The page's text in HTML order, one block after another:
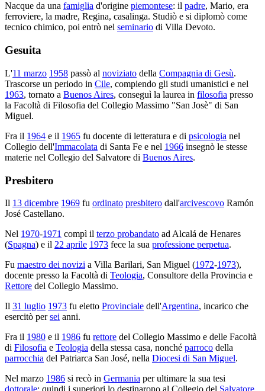
Nacque da una famiglia d'origine piemontese: il padre, Mario, era
ferroviere, la madre, Regina, casalinga. Studiò e si diplomò come
tecnico chimico, poi entrò nel seminario di Villa Devoto.
Gesuita
L'11 marzo 1958 passò al noviziato della Compagnia di Gesù.
Trascorse un periodo in Cile, compiendo gli studi umanistici e nel
1963, tornato a Buenos Aires, conseguì la laurea in filosofia presso
la Facoltà di Filosofia del Collegio Massimo "San Josè" di San
Miguel.
Fra il 1964 e il 1965 fu docente di letteratura e di psicologia nel
Collegio dell'Immacolata di Santa Fe e nel 1966 insegnò le stesse
materie nel Collegio del Salvatore di Buenos Aires.
Presbitero
Il 13 dicembre 1969 fu ordinato presbitero dall'arcivescovo Ramón
José Castellano.
Nel 1970-1971 compì il terzo probandato ad Alcalá de Henares
(Spagna) e il 22 aprile 1973 fece la sua professione perpetua.
Fu maestro dei novizi a Villa Barilari, San Miguel (1972-1973),
docente presso la Facoltà di Teologia, Consultore della Provincia e
Rettore del Collegio Massimo.
Il 31 luglio 1973 fu eletto Provinciale dell'Argentina, incarico che
esercitò persei anni.
Fra il 1980 e il 1986 fu rettore del Collegio Massimo e delle Facoltà
di Filosofia e Teologia della stessa casa, nonché parroco della
parrocchia del Patriarca San José, nella Diocesi di San Miguel.
Nel marzo 1986 si recò in Germania per ultimare la sua tesi